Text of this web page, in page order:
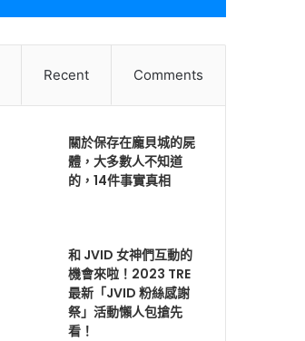
Recent Comments
關於保存在龐貝城的屍
體，大多數人不知道
的，14件事實真相
和 JVID 女神們互動的
機會來啦！2023 TRE
最新「JVID 粉絲感謝
祭」活動懶人包搶先
看！